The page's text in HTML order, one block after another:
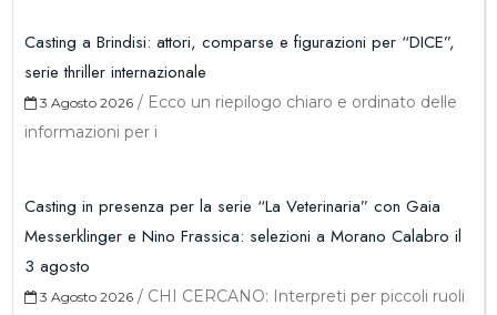
Casting a Brindisi: attori, comparse e figurazioni per “DICE”,
serie thriller internazionale
3 Agosto 2026 / Ecco un riepilogo chiaro e ordinato delle
informazioni per i
Casting in presenza per la serie “La Veterinaria” con Gaia
Messerklinger e Nino Frassica: selezioni a Morano Calabro il
3 agosto
3 Agosto 2026 / CHI CERCANO: Interpreti per piccoli ruoli